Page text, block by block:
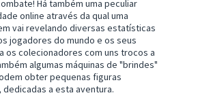
Há também uma peculiar
online através da qual uma
vai revelando diversas estatísticas
jogadores do mundo e os seus
os colecionadores com uns trocos a
algumas máquinas de "brindes"
obter pequenas figuras
a esta aventura.